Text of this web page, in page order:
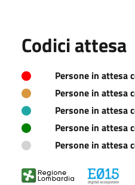
Codici attesa
Persone in attesa
Persone in attesa
Persone in attesa
Persone in attesa
Persone in attesa